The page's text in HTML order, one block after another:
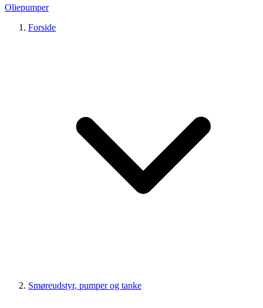
Oliepumper
Forside
Smøreudstyr, pumper og tanke